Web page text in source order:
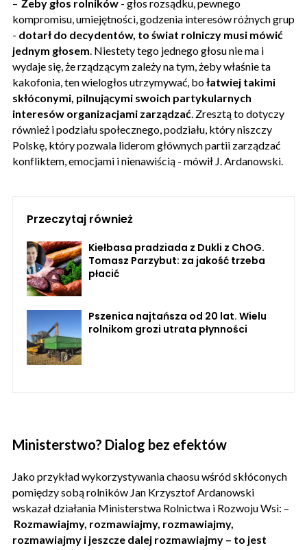
– Żeby głos rolników - głos rozsądku, pewnego
kompromisu, umiejętności, godzenia interesów różnych grup
- dotarł do decydentów, to świat rolniczy musi mówić
jednym głosem. Niestety tego jednego głosu nie ma i
wydaje się, że rządzącym zależy na tym, żeby właśnie ta
kakofonia, ten wielogłos utrzymywać, bołatwiej takimi
skłóconymi, pilnującymi swoich partykularnych
interesów organizacjami zarządzać. Zresztą to dotyczy
również i podziału społecznego, podziału, który niszczy
Polskę, który pozwala liderom głównych partii zarządzać
konfliktem, emocjami i nienawiścią - mówił J. Ardanowski.
Przeczytaj również
Kiełbasa pradziada z Dukli z ChOG.
Tomasz Parzybut: za jakość trzeba
płacić
Pszenica najtańsza od 20 lat. Wielu
rolnikom grozi utrata płynności
Ministerstwo? Dialog bez efektów
Jako przykład wykorzystywania chaosu wśród skłóconych
pomiędzy sobą rolników Jan Krzysztof Ardanowski
wskazał działania Ministerstwa Rolnictwa i Rozwoju Wsi: –
Rozmawiajmy, rozmawiajmy, rozmawiajmy,
rozmawiajmy i jeszcze dalej rozmawiajmy – to jest